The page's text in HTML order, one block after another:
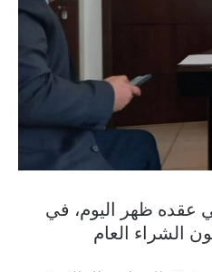
عقده ظهر اليوم، في
الشراء العام